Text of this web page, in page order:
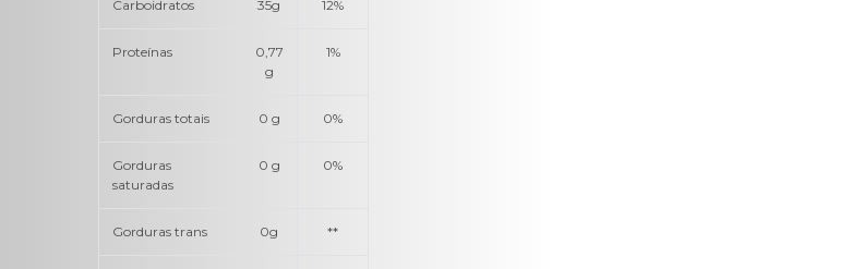
Carboidratos 35g 12%
Proteínas
0,77
g
1%
Gorduras totais 0 g 0%
Gorduras
saturadas
0 g 0%
Gorduras trans 0g **